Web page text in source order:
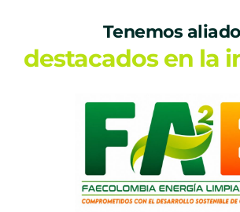
Tenemos
destacados en la